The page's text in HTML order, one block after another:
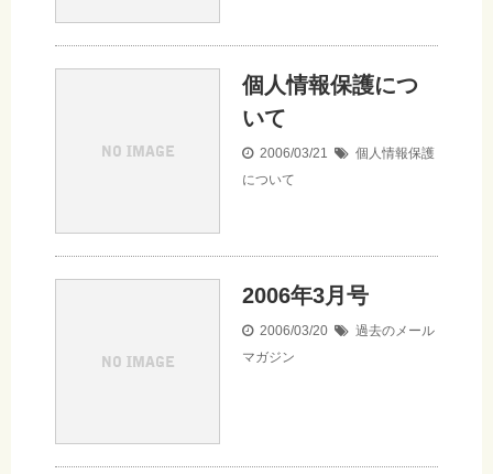
個人情報保護につ
いて
2006/03/21
個人情報保護
について
2006年3月号
2006/03/20
過去のメール
マガジン